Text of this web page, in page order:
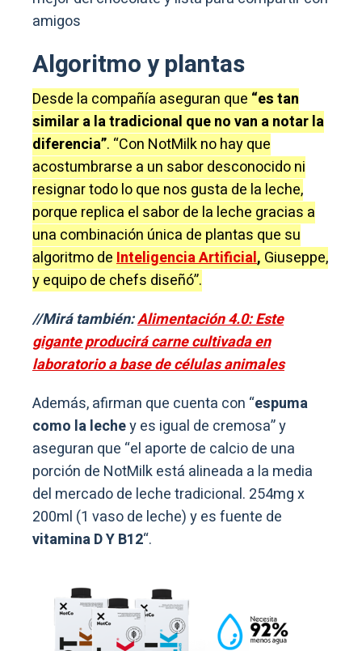
amigos
Algoritmo y plantas
Desde la compañía aseguran que “es tan
similar a la tradicional que no van a notar la
diferencia”. “Con NotMilk no hay que
acostumbrarse a un sabor desconocido ni
resignar todo lo que nos gusta de la leche,
porque replica el sabor de la leche gracias a
una combinación única de plantas que su
algoritmo deInteligencia Artificial, Giuseppe,
y equipo de chefs diseñó”.
//Mirá también:Alimentación 4.0: Este
gigante producirá carne cultivada en
laboratorio a base de células animales
Además, afirman que cuenta con “espuma
como la lechey es igual de cremosa” y
aseguran que “el aporte de calcio de una
porción de NotMilk está alineada a la media
del mercado de leche tradicional. 254mg x
200ml (1 vaso de leche) y es fuente de
vitamina D Y B12“.